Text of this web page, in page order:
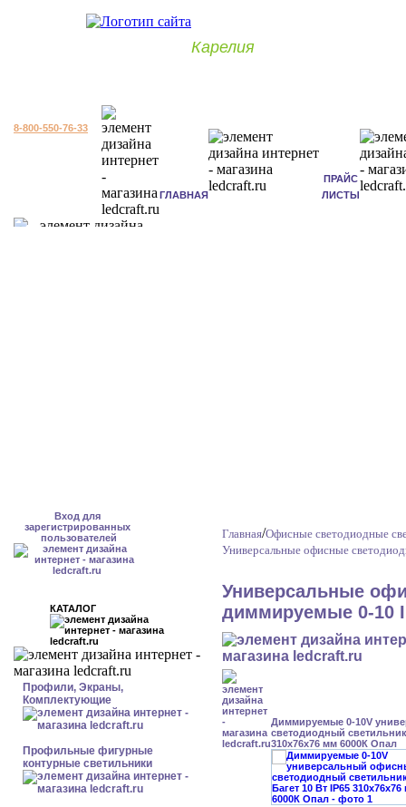
Карелия
8-800-550-76-33
ГЛАВНАЯ
ПРАЙС
ЛИСТЫ
Вход для
зарегистрированных
пользователей
КАТАЛОГ
Профили, Экраны,
Комплектующие
Профильные фигурные
контурные светильники
Главная/Офисные светодиодные
Универсальные офисные
Универсальные
диммируемые 0-10
Диммируемые 0-10V
светодиодный светильник
310x76x76 мм 6000К Опал